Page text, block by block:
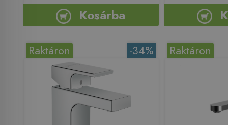
Kosárba
-34%
Raktáron Raktáron